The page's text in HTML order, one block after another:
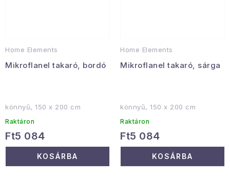
Home Elements
Mikroflanel takaró, bordó
könnyű, 150 x 200 cm
Raktáron
Ft5 084
KOSÁRBA
Home Elements
Mikroflanel takaró, sárga
könnyű, 150 x 200 cm
Raktáron
Ft5 084
KOSÁRBA